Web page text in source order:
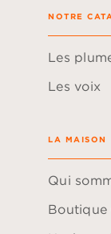
NOTRE
Les
Les voix
LA MAISON
Qui
Boutique